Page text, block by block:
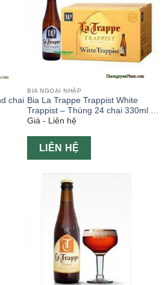
chai
BIA NGOẠI NHẬP
Bia La Trappe Trappist White
Trappist – Thùng 24 chai 330ml (
5.5% )
Giá - Liên hệ
LIÊN HỆ